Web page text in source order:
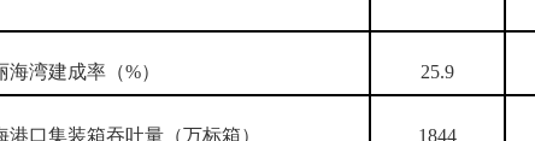
海湾建成率（%） 25.9
港口集装箱吞吐量（万标箱） 1844